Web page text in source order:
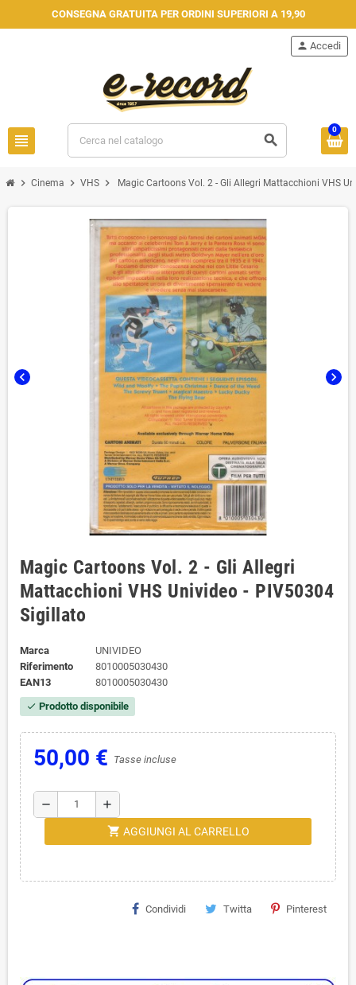
CONSEGNA GRATUITA PER ORDINI SUPERIORI A 19,90
view_headline search
person Accedi
0
chevron_right Cinema chevron_right VHS chevron_right Magic Cartoons Vol. 2 - Gli Allegri Mattacchioni VHS
chevron_left chevron_right
Magic Cartoons Vol. 2 - Gli Allegri
Mattacchioni VHS Univideo - PIV50304
Sigillato
Marca
UNIVIDEO
Riferimento
8010005030430
EAN13
8010005030430
check Prodotto disponibile
50,00 € Tasse incluse
remove add
shopping_cart AGGIUNGI AL CARRELLO
Condividi Twitta Pinterest